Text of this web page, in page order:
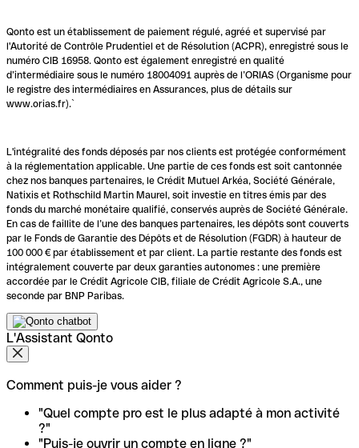
Qonto est un établissement de paiement régulé, agréé et supervisé par
l'Autorité de Contrôle Prudentiel et de Résolution (ACPR), enregistré sous le
numéro CIB 16958. Qonto est également enregistré en qualité
d’intermédiaire sous le numéro 18004091 auprès de l’ORIAS (Organisme pour
le registre des intermédiaires en Assurances, plus de détails sur
www.orias.fr).`
L'intégralité des fonds déposés par nos clients est protégée conformément
à la réglementation applicable. Une partie de ces fonds est soit cantonnée
chez nos banques partenaires, le Crédit Mutuel Arkéa, Société Générale,
Natixis et Rothschild Martin Maurel, soit investie en titres émis par des
fonds du marché monétaire qualifié, conservés auprès de Société Générale.
En cas de faillite de l’une des banques partenaires, les dépôts sont couverts
par le Fonds de Garantie des Dépôts et de Résolution (FGDR) à hauteur de
100 000 € par établissement et par client. La partie restante des fonds est
intégralement couverte par deux garanties autonomes : une première
accordée par le Crédit Agricole CIB, filiale de Crédit Agricole S.A., une
seconde par BNP Paribas.
L'Assistant Qonto
Comment puis-je vous aider ?
"Quel compte pro est le plus adapté à mon activité
?"
"Puis-je ouvrir un compte en ligne ?"